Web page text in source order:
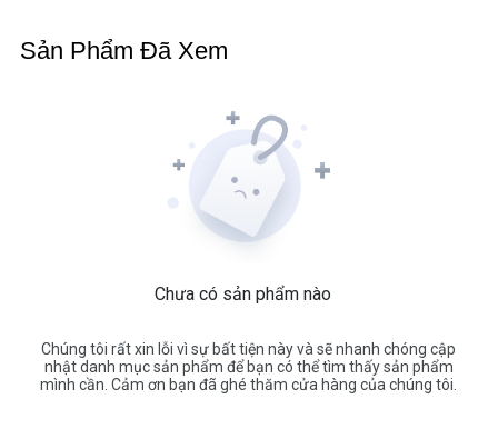
Sản Phẩm Đã Xem
Chưa có sản phẩm nào
Chúng tôi rất xin lỗi vì sự bất tiện này và sẽ nhanh chóng cập
nhật danh mục sản phẩm để bạn có thể tìm thấy sản phẩm
mình cần. Cảm ơn bạn đã ghé thăm cửa hàng của chúng tôi.